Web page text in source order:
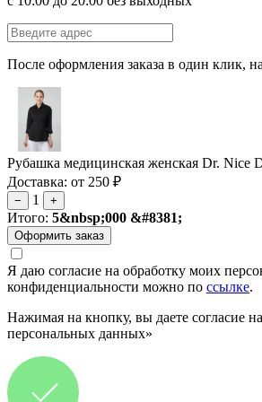
После оформления заказа в один клик,
Рубашка медицинская женская Dr. Nice
Доставка: от 250 ₽
− 1 +
Итого: 5&nbsp;000 &#8381;
Я даю согласие на обработку моих
конфиденциальности можно по ссылке.
Нажимая на кнопку, вы даете согласие
персональных данных»